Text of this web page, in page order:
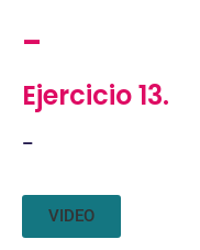
-
Ejercicio 13.
–
VIDEO